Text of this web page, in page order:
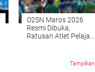
O2SN Maros 2026
Resmi Dibuka,
Ratusan Atlet Pelajar
Tampilkan